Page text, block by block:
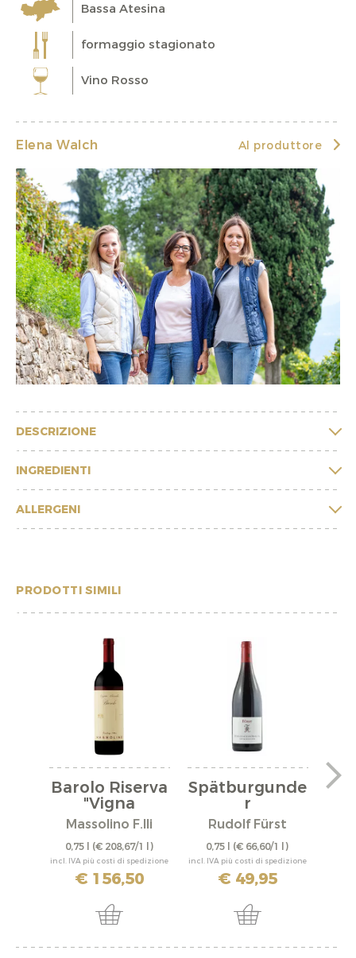
Bassa Atesina
formaggio stagionato
Vino Rosso
Elena Walch Al produttore
DESCRIZIONE
INGREDIENTI
ALLERGENI
PRODOTTI SIMILI
Barolo Riserva
"Vigna
Rionda"...
Massolino F.lli
0,75 l (€ 208,67/1 l)
incl. IVA più costi di spedizione
€ 156,50
Spätburgunde
r
"Bürgstadter...
Rudolf Fürst
0,75 l (€ 66,60/1 l)
incl. IVA più costi di spedizione
€ 49,95